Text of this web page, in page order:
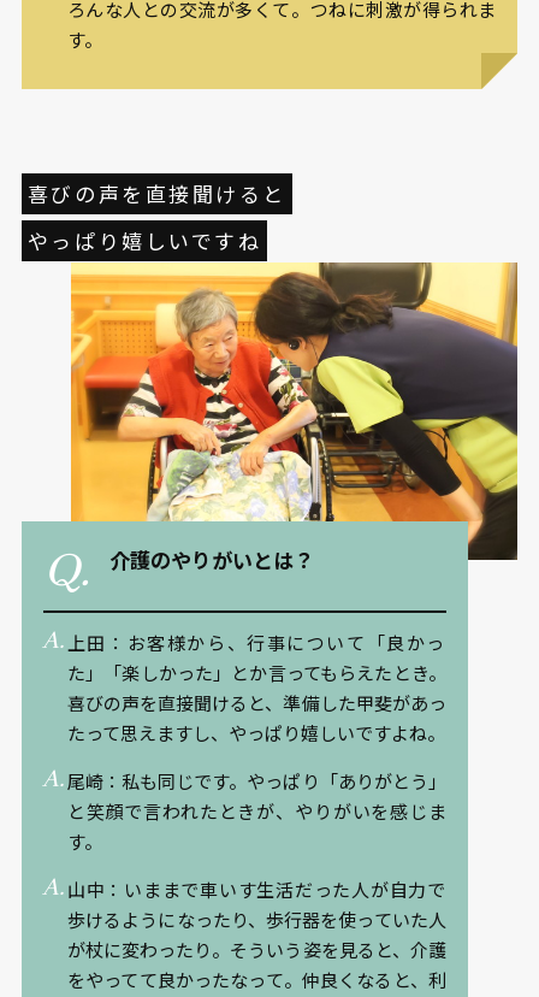
ろんな人との交流が多くて。つねに刺激が得られま
す。
喜びの声を直接聞けると
やっぱり嬉しいですね
介護のやりがいとは？
上田：お客様から、行事について「良かっ
た」「楽しかった」とか言ってもらえたとき。
喜びの声を直接聞けると、準備した甲斐があっ
たって思えますし、やっぱり嬉しいですよね。
尾崎：私も同じです。やっぱり「ありがとう」
と笑顔で言われたときが、やりがいを感じま
す。
山中：いままで車いす生活だった人が自力で
歩けるようになったり、歩行器を使っていた人
が杖に変わったり。そういう姿を見ると、介護
をやってて良かったなって。仲良くなると、利